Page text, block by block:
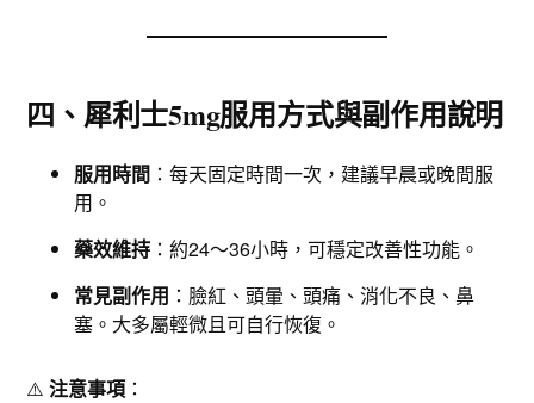
四、犀利士5mg服用方式與副作用說明
服用時間 ：每天固定時間一次，建議早晨或晚間服
用。
藥效維持 ：約24～36小時，可穩定改善性功能。
常見副作用 ：臉紅、頭暈、頭痛、消化不良、鼻
塞。大多屬輕微且可自行恢復。
⚠️注意事項 ：